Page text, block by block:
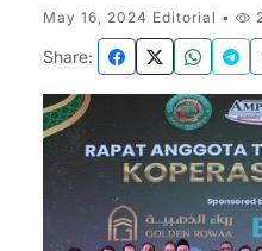
May 16, 2024 Editorial •
Share: